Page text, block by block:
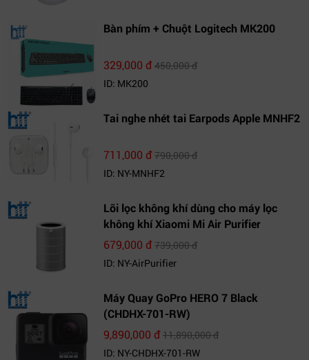
Bàn phím + Chuột Logitech MK200
329,000 đ450,000 đ
ID: MK200
Tai nghe nhét tai Earpods Apple MNHF2
711,000 đ790,000 đ
ID: NY-MNHF2
Lõi lọc không khí dùng cho máy lọc
không khí Xiaomi Mi Air Purifier
679,000 đ739,000 đ
ID: NY-AirPurifier
Máy Quay GoPro HERO 7 Black
(CHDHX-701-RW)
9,890,000 đ11,890,000 đ
ID: NY-CHDHX-701-RW